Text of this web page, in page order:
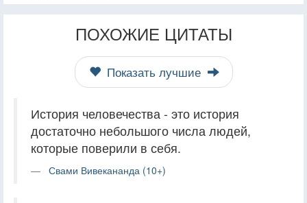
ПОХОЖИЕ ЦИТАТЫ
Показать лучшие
История человечества - это история
достаточно небольшого числа людей,
которые поверили в себя.
Свами Вивекананда (10+)